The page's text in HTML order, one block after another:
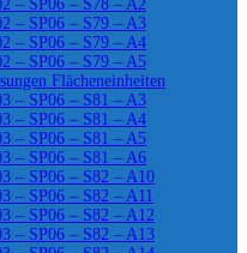
– SP06 – S78 – A2
– SP06 – S79 – A3
– SP06 – S79 – A4
– SP06 – S79 – A5
Flächeneinheiten
– SP06 – S81 – A3
– SP06 – S81 – A4
– SP06 – S81 – A5
– SP06 – S81 – A6
– SP06 – S82 – A10
– SP06 – S82 – A11
– SP06 – S82 – A12
– SP06 – S82 – A13